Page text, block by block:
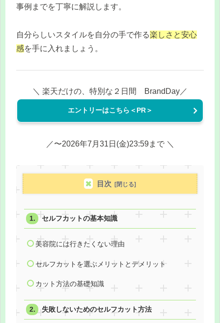
事例までを丁寧に解説します。
自分らしいスタイルを自分の手で作る楽しさと安心
感を手に入れましょう。
＼ 楽天だけの、特別な２日間 BrandDay／
エントリーはこちら＜PR＞
／〜2026年7月31日(金)23:59まで ＼
目次
セルフカットの基本知識
美容院には行きたくない理由
セルフカットを選ぶメリットとデメリット
カット方法の基礎知識
失敗しないためのセルフカット方法